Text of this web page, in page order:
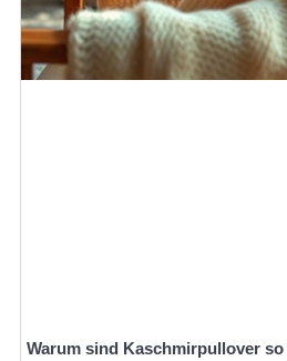
Warum sind Kaschmirpullover